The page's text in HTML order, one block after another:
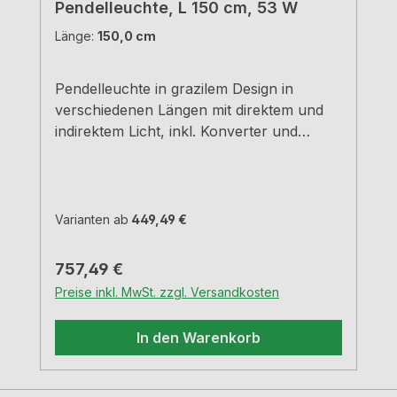
Pendelleuchte, L 150 cm, 53 W
Länge: 150,0 cm
Pendelleuchte in grazilem Design in
verschiedenen Längen mit direktem und
indirektem Licht, inkl. Konverter und
V stufenlose Regelung der Lichtfarbe von
kaltweiß Memoryfunktion: die letzte
Einstellung wird
gespeichert Dimmfunktion: Helligkeit
stufenlos dimmbar max. 125 Lumen/Watt
bei 6500 K kaltweiß Höhenverstellung
von 20-150 cm mit integrierter Zigbee 3.0
Steuerung Dieses Produkt enthält eine
Varianten ab 449,49 €
Regulärer Preis:
757,49 €
Preise inkl. MwSt. zzgl. Versandkosten
In den Warenkorb